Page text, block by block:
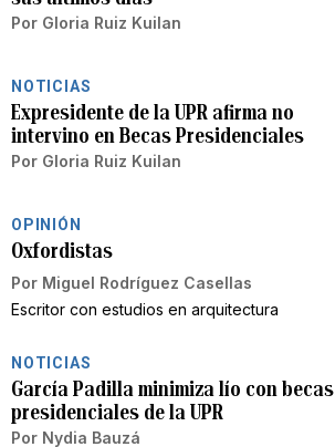
Por Gloria Ruiz Kuilan
NOTICIAS
Expresidente de la UPR afirma no
intervino en Becas Presidenciales
Por Gloria Ruiz Kuilan
OPINIÓN
Oxfordistas
Por Miguel Rodríguez Casellas
Escritor con estudios en arquitectura
NOTICIAS
García Padilla minimiza lío con becas
presidenciales de la UPR
Por Nydia Bauzá